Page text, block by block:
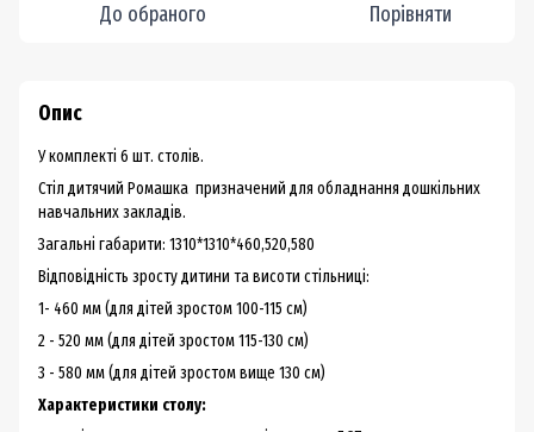
До обраного Порівняти
Опис
У комплекті 6 шт. столів.
Стіл дитячий Ромашка призначений для обладнання дошкільних
навчальних закладів.
Загальні габарити: 1310*1310*460,520,580
Відповідність зросту дитини та висоти стільниці:
1- 460 мм (для дітей зростом 100-115 см)
2 - 520 мм (для дітей зростом 115-130 см)
3 - 580 мм (для дітей зростом вище 130 см)
Характеристики столу: